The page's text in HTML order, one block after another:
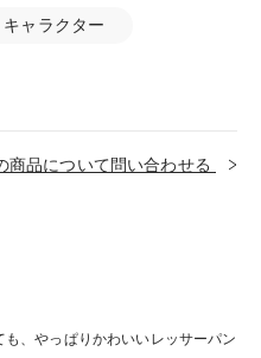
キャラクター
商品について問い合わせる
も、やっぱりかわいいレッサーパン